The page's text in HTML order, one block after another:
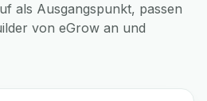
als Ausgangspunkt, passen
von eGrow an und